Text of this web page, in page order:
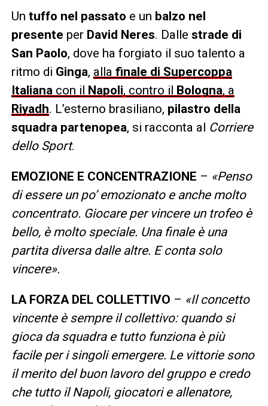
Un tuffo nel passato e un balzo nel
presente per David Neres. Dalle strade di
San Paolo, dove ha forgiato il suo talento a
ritmo di Ginga, alla finale di Supercoppa
Italiana con il Napoli, contro il Bologna, a
Riyadh. L’esterno brasiliano, pilastro della
squadra partenopea, si racconta al Corriere
dello Sport.
EMOZIONE E CONCENTRAZIONE – «Penso
di essere un po’ emozionato e anche molto
concentrato. Giocare per vincere un trofeo è
bello, è molto speciale. Una finale è una
partita diversa dalle altre. E conta solo
vincere».
LA FORZA DEL COLLETTIVO – «Il concetto
vincente è sempre il collettivo: quando si
gioca da squadra e tutto funziona è più
facile per i singoli emergere. Le vittorie sono
il merito del buon lavoro del gruppo e credo
che tutto il Napoli, giocatori e allenatore,